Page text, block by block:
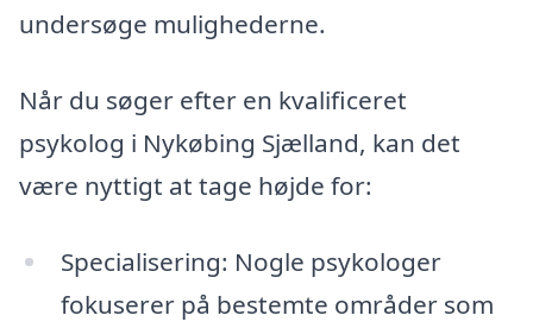
undersøge mulighederne.
Når du søger efter en kvalificeret
psykolog i Nykøbing Sjælland, kan det
være nyttigt at tage højde for:
Specialisering: Nogle psykologer
fokuserer på bestemte områder som